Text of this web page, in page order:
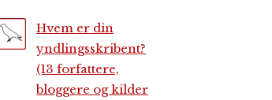
Hvem er din
yndlingsskribent?
(13 forfattere,
bloggere og kilder